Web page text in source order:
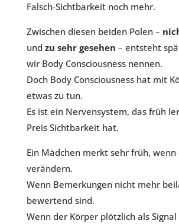
Falsch-Sichtbarkeit noch mehr.
Zwischen diesen beiden Polen –
und zu sehr gesehen – entsteht
wir Body Consciousness nennen.
Doch Body Consciousness hat mit
etwas zu tun.
Es ist ein Nervensystem, das früh
Preis Sichtbarkeit hat.
Ein Mädchen merkt sehr früh, wenn
verändern.
Wenn Bemerkungen nicht mehr
bewertend sind.
Wenn der Körper plötzlich als